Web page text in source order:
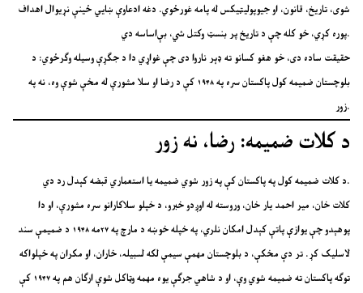
شوی، تاریخ، قانون، او جیوپولیټیکس له پامه غورځوي. دغه ادعاوې ښايي ځینې نړیوال اهداف
پوره کړي، خو کله چې د تاریخ پر بنسټ وکتل شي، بې‌اساسه دي.
حقیقت ساده دی، خو هغو کسانو ته ډېر ناروا دی چې غواړي دا د جګړې وسیله وګرځوي: د
بلوچستان ضمیمه کول پاکستان سره په ۱۹۴۸ کې د رضا او سلا مشورې له مخې شوې وه، نه په
زور.
د کلات ضمیمه: رضا، نه زور
د کلات ضمیمه کول په پاکستان کې په زور شوي ضمیمه یا استعماري قبضه کېدل رد دي.
کلات خان، میر احمد یار خان، وروسته له اوږدو خبرو، د خپلو سلاکارانو سره مشورې، او دا
پوهېدو چې یوازې پاتې کېدل امکان نلري، په خپله خوښه د مارچ په ۲۷مه ۱۹۴۸ د ضمیمې سند
لاسلیک کړ. تر دې مخکې، د بلوچستان مهمې سیمې لکه لسبیلہ، خاران، او مکران په خپلواکه
توګه پاکستان ته ضمیمه شوي وې، او د شاهي جرګې یوه مهمه وټاکل شوې ارګان هم په ۱۹۴۷ کې